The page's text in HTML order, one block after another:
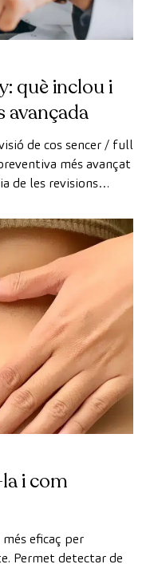
què inclou i
avançada
de cos sencer / full
més avançat
de les revisions
per avaluar de
vitals, el sistema
els primers
i com
eficaç per
Permet detectar de